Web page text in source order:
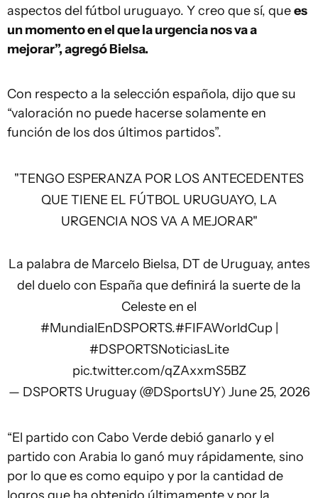
aspectos del fútbol uruguayo. Y creo que sí, quees
un momento en el que la urgencia nos va a
mejorar”, agregó Bielsa.
Con respecto a la selección española, dijo que su
“valoración no puede hacerse solamente en
función de los dos últimos partidos”.
"TENGO ESPERANZA POR LOS ANTECEDENTES
QUE TIENE EL FÚTBOL URUGUAYO, LA
URGENCIA NOS VA A MEJORAR"
La palabra de Marcelo Bielsa, DT de Uruguay, antes
del duelo con España que definirá la suerte de la
Celeste en el
#MundialEnDSPORTS.#FIFAWorldCup|
#DSPORTSNoticiasLite
pic.twitter.com/qZAxxmS5BZ
— DSPORTS Uruguay (@DSportsUY) June 25, 2026
“El partido con Cabo Verde debió ganarlo y el
partido con Arabia lo ganó muy rápidamente, sino
por lo que es como equipo y por la cantidad de